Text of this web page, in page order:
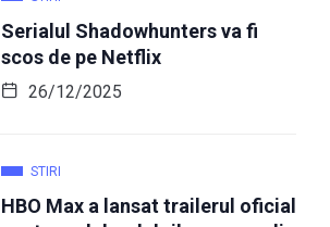
Serialul Shadowhunters va fi
scos de pe Netflix
26/12/2025
STIRI
HBO Max a lansat trailerul oficial